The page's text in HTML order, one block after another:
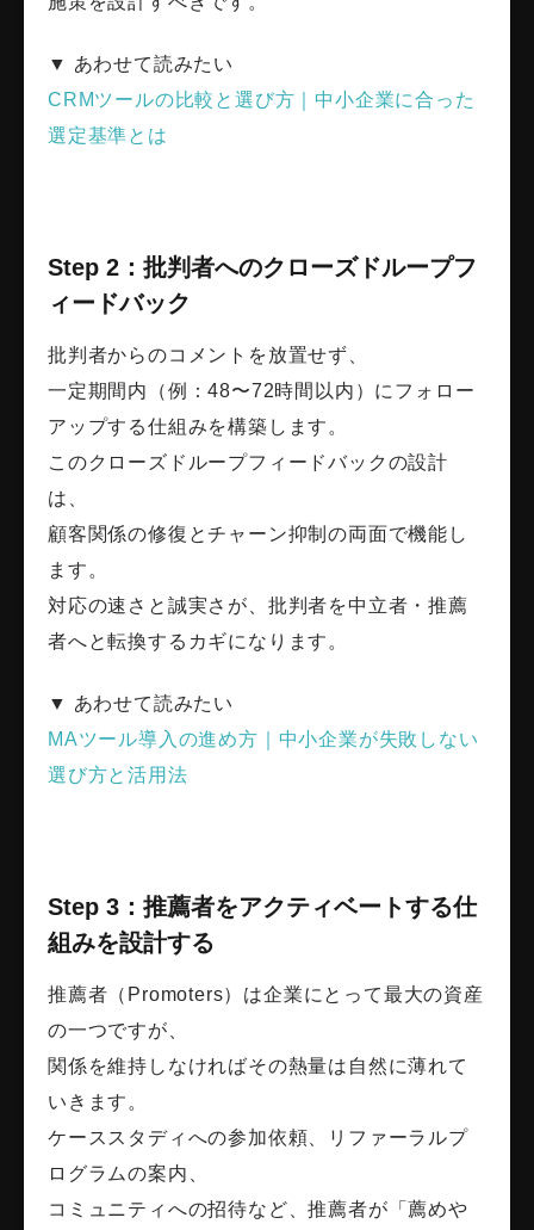
▼ あわせて読みたい
CRMツールの比較と選び方｜中小企業に合った
選定基準とは
Step 2：批判者へのクローズドループフ
ィードバック
批判者からのコメントを放置せず、
一定期間内（例：48〜72時間以内）にフォロー
アップする仕組みを構築します。
このクローズドループフィードバックの設計
は、
顧客関係の修復とチャーン抑制の両面で機能し
ます。
対応の速さと誠実さが、批判者を中立者・推薦
者へと転換するカギになります。
▼ あわせて読みたい
MAツール導入の進め方｜中小企業が失敗しない
選び方と活用法
Step 3：推薦者をアクティベートする仕
組みを設計する
推薦者（Promoters）は企業にとって最大の資産
の一つですが、
関係を維持しなければその熱量は自然に薄れて
いきます。
ケーススタディへの参加依頼、リファーラルプ
ログラムの案内、
コミュニティへの招待など、推薦者が「薦めや